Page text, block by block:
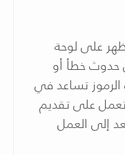
على لوحة
حدوث خطأ أو
تساعد في
على تقديم
إلى العمل